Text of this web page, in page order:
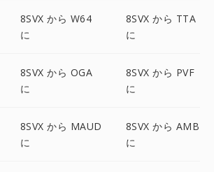
8SVX から W64
に
8SVX から TTA
に
8SVX から OGA
に
8SVX から PVF
に
8SVX から MAUD
に
8SVX から AMB
に